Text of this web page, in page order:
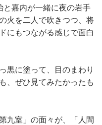
と嘉内が一緒に夜の岩手
火を二人で吹きつつ、将
にもつながる感じで面白
黒に塗って、目のまわり
、ぜひ見てみたかったも
九室」の面々が、「人間